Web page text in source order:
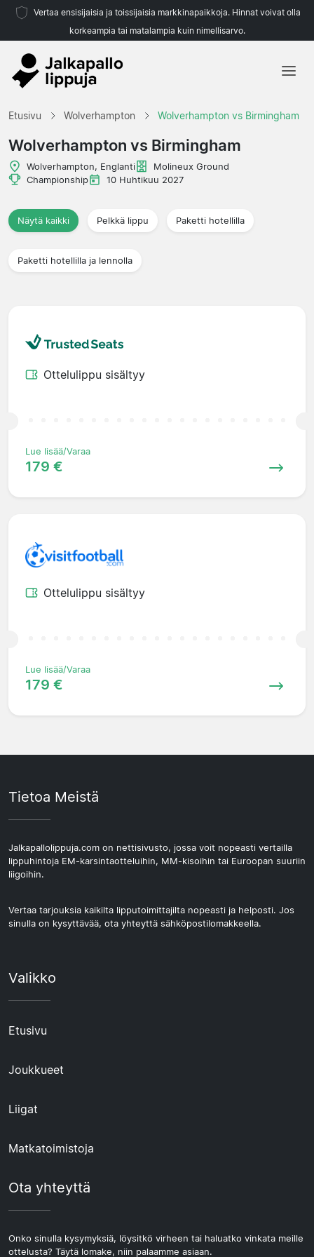
Vertaa ensisijaisia ja toissijaisia markkinapaikkoja. Hinnat voivat olla
korkeampia tai matalampia kuin nimellisarvo.
Matkatoimistoja
Etusivu Wolverhampton Wolverhampton vs Birmingham
Wolverhampton vs Birmingham
Wolverhampton, Englanti
Molineux Ground
Championship
10 Huhtikuu 2027
Näytä kaikki Pelkkä lippu Paketti hotellilla
Paketti hotellilla ja lennolla
Ottelulippu sisältyy
Lue lisää/Varaa
179 €
Ottelulippu sisältyy
Lue lisää/Varaa
179 €
Tietoa Meistä
Jalkapallolippuja.com on nettisivusto, jossa voit nopeasti vertailla
lippuhintoja EM-karsintaotteluihin, MM-kisoihin tai Euroopan suuriin
liigoihin.
Vertaa tarjouksia kaikilta lipputoimittajilta nopeasti ja helposti. Jos
sinulla on kysyttävää, ota yhteyttä sähköpostilomakkeella.
Valikko
Etusivu
Joukkueet
Liigat
Matkatoimistoja
Ota yhteyttä
Onko sinulla kysymyksiä, löysitkö virheen tai haluatko vinkata meille
ottelusta? Täytä lomake, niin palaamme asiaan.